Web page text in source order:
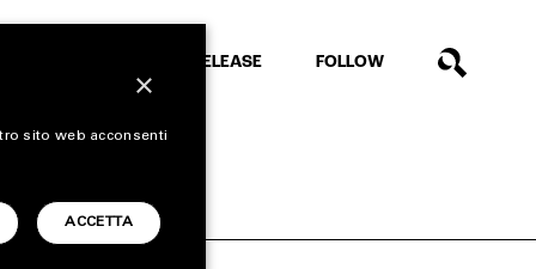
RELEASE FOLLOW
×
sito web acconsenti
ACCETTA